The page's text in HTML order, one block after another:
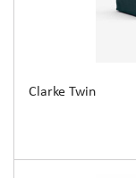
Clarke Twin